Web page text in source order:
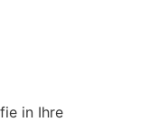
in Ihre